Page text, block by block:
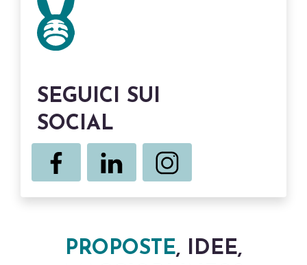
SEGUICI SUI
SOCIAL
PROPOSTE, IDEE,